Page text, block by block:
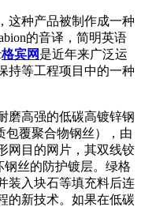
这种产品被制作成一种
的音译，简明英语
格宾网是近年来广泛运
持等工程项目中的一种
磨高强的低碳高镀锌钢
包覆聚合物钢丝），由
网目的网片，其双线铰
钢丝的防护镀层。绿格
装入块石等填充料后连
的新技术。如果在低碳